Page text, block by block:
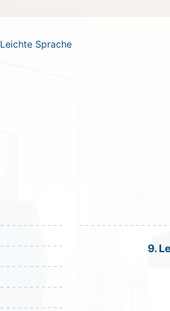
Leichte Sprache
9.